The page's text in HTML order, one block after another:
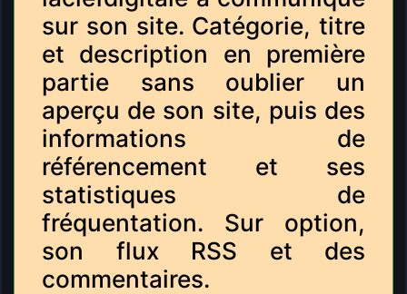
sur son site. Catégorie, titre
et description en première
partie sans oublier un
aperçu de son site, puis des
informations de
référencement et ses
statistiques de
fréquentation. Sur option,
son flux RSS et des
commentaires.